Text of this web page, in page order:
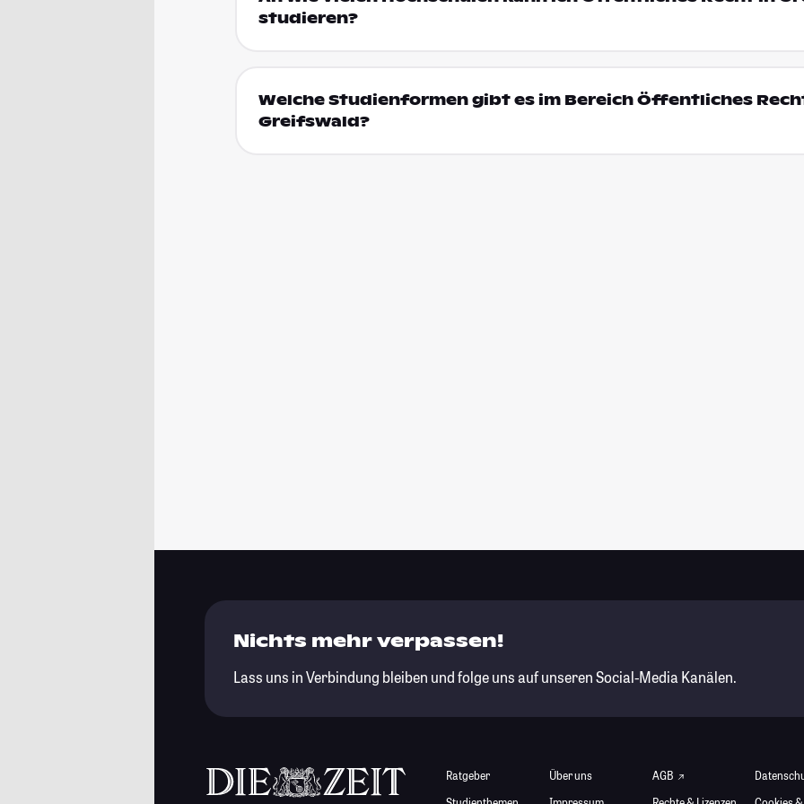
studieren?
Welche Studienformen gibt es im Bereich Öffentliches
Greifswald?
Nichts mehr verpassen!
Lass uns in Verbindung bleiben und folge uns auf unseren Social-Media Kanälen.
Ratgeber
Über uns
AGB